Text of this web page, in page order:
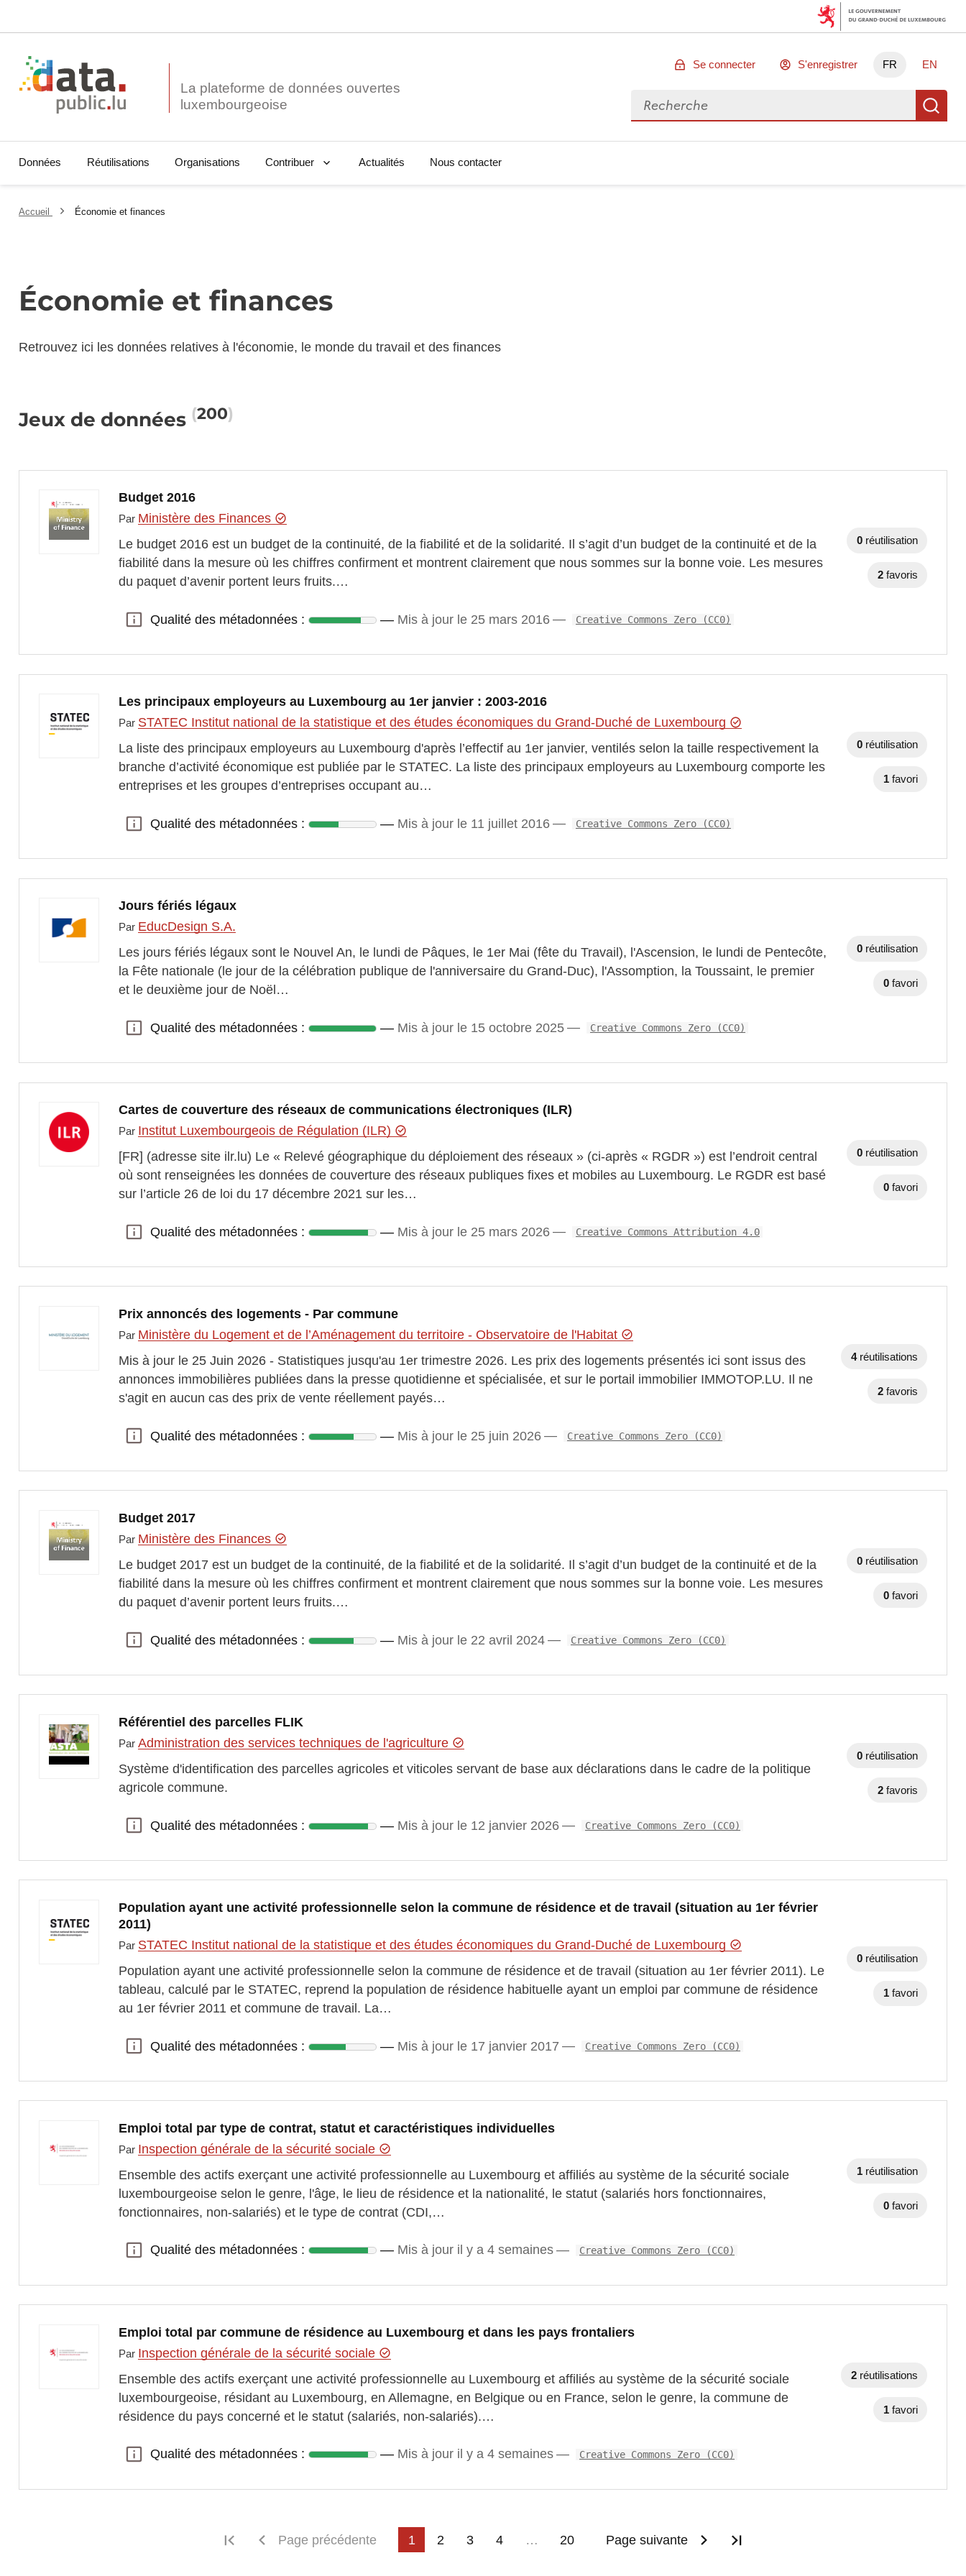
La plateforme de données ouvertes
Se connecter S'enregistrer FR EN
Rechercher des données
Données Réutilisations Organisations Contribuer Actualités Nous contacter
Accueil Économie et finances
Économie et finances
Retrouvez ici les données relatives à l'économie, le monde du travail et des finances
Jeux de données 200
Budget 2016
Par Ministère des Finances
Le budget 2016 est un budget de la continuité, de la fiabilité et de la solidarité. Il s’agit d’un budget de la continuité et de la
fiabilité dans la mesure où les chiffres confirment et montrent clairement que nous sommes sur la bonne voie. Les mesures
du paquet d’avenir portent leurs fruits.…
Qualité des métadonnées :
Qualité des métadonnées : Mis à jour le 25 mars 2016 Creative Commons Zero (CC0)
0 réutilisation
2 favoris
Les principaux employeurs au Luxembourg au 1er janvier : 2003-2016
Par STATEC Institut national de la statistique et des études économiques du Grand-Duché de Luxembourg
La liste des principaux employeurs au Luxembourg d'après l’effectif au 1er janvier, ventilés selon la taille respectivement la
branche d’activité économique est publiée par le STATEC. La liste des principaux employeurs au Luxembourg comporte les
entreprises et les groupes d’entreprises occupant au…
Qualité des métadonnées :
Qualité des métadonnées : Mis à jour le 11 juillet 2016 Creative Commons Zero (CC0)
0 réutilisation
1 favori
Jours fériés légaux
Par EducDesign S.A.
Les jours fériés légaux sont le Nouvel An, le lundi de Pâques, le 1er Mai (fête du Travail), l'Ascension, le lundi de Pentecôte,
la Fête nationale (le jour de la célébration publique de l'anniversaire du Grand-Duc), l'Assomption, la Toussaint, le premier
et le deuxième jour de Noël…
Qualité des métadonnées :
Qualité des métadonnées : Mis à jour le 15 octobre 2025 Creative Commons Zero (CC0)
0 réutilisation
0 favori
Cartes de couverture des réseaux de communications électroniques (ILR)
Par Institut Luxembourgeois de Régulation (ILR)
[FR] (adresse site ilr.lu) Le « Relevé géographique du déploiement des réseaux » (ci-après « RGDR ») est l’endroit central
où sont renseignées les données de couverture des réseaux publiques fixes et mobiles au Luxembourg. Le RGDR est basé
sur l’article 26 de loi du 17 décembre 2021 sur les…
Qualité des métadonnées :
Qualité des métadonnées : Mis à jour le 25 mars 2026 Creative Commons Attribution 4.0
0 réutilisation
0 favori
Prix annoncés des logements - Par commune
Par Ministère du Logement et de l’Aménagement du territoire - Observatoire de l'Habitat
Mis à jour le 25 Juin 2026 - Statistiques jusqu'au 1er trimestre 2026. Les prix des logements présentés ici sont issus des
annonces immobilières publiées dans la presse quotidienne et spécialisée, et sur le portail immobilier IMMOTOP.LU. Il ne
s'agit en aucun cas des prix de vente réellement payés…
Qualité des métadonnées :
Qualité des métadonnées : Mis à jour le 25 juin 2026 Creative Commons Zero (CC0)
4 réutilisations
2 favoris
Budget 2017
Par Ministère des Finances
Le budget 2017 est un budget de la continuité, de la fiabilité et de la solidarité. Il s’agit d’un budget de la continuité et de la
fiabilité dans la mesure où les chiffres confirment et montrent clairement que nous sommes sur la bonne voie. Les mesures
du paquet d’avenir portent leurs fruits.…
Qualité des métadonnées :
Qualité des métadonnées : Mis à jour le 22 avril 2024 Creative Commons Zero (CC0)
0 réutilisation
0 favori
Référentiel des parcelles FLIK
Par Administration des services techniques de l'agriculture
Système d'identification des parcelles agricoles et viticoles servant de base aux déclarations dans le cadre de la politique
agricole commune.
Qualité des métadonnées :
Qualité des métadonnées : Mis à jour le 12 janvier 2026 Creative Commons Zero (CC0)
0 réutilisation
2 favoris
Population ayant une activité professionnelle selon la commune de résidence et de travail (situation au 1er février
2011)
Par STATEC Institut national de la statistique et des études économiques du Grand-Duché de Luxembourg
Population ayant une activité professionnelle selon la commune de résidence et de travail (situation au 1er février 2011). Le
tableau, calculé par le STATEC, reprend la population de résidence habituelle ayant un emploi par commune de résidence
au 1er février 2011 et commune de travail. La…
Qualité des métadonnées :
Qualité des métadonnées : Mis à jour le 17 janvier 2017 Creative Commons Zero (CC0)
0 réutilisation
1 favori
Emploi total par type de contrat, statut et caractéristiques individuelles
Par Inspection générale de la sécurité sociale
Ensemble des actifs exerçant une activité professionnelle au Luxembourg et affiliés au système de la sécurité sociale
luxembourgeoise selon le genre, l'âge, le lieu de résidence et la nationalité, le statut (salariés hors fonctionnaires,
fonctionnaires, non-salariés) et le type de contrat (CDI,…
Qualité des métadonnées :
Qualité des métadonnées : Mis à jour il y a 4 semaines Creative Commons Zero (CC0)
1 réutilisation
0 favori
Emploi total par commune de résidence au Luxembourg et dans les pays frontaliers
Par Inspection générale de la sécurité sociale
Ensemble des actifs exerçant une activité professionnelle au Luxembourg et affiliés au système de la sécurité sociale
luxembourgeoise, résidant au Luxembourg, en Allemagne, en Belgique ou en France, selon le genre, la commune de
résidence du pays concerné et le statut (salariés, non-salariés).…
Qualité des métadonnées :
Qualité des métadonnées : Mis à jour il y a 4 semaines Creative Commons Zero (CC0)
2 réutilisations
1 favori
Première page
Page précédente 1 2 3 4 … 20 Page suivante